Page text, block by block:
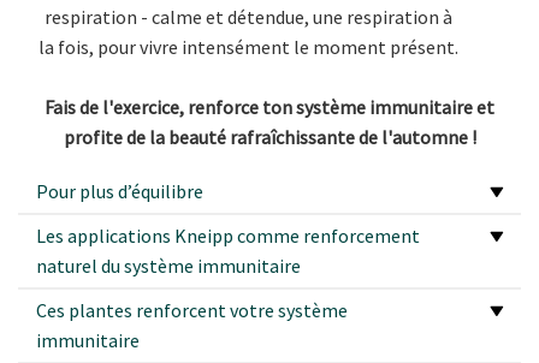
respiration - calme et détendue, une respiration à
la fois, pour vivre intensément le moment présent.
Fais de l'exercice, renforce ton système immunitaire et
profite de la beauté rafraîchissante de l'automne !
Pour plus d’équilibre
Les applications Kneipp comme renforcement
naturel du système immunitaire
Ces plantes renforcent votre système
immunitaire